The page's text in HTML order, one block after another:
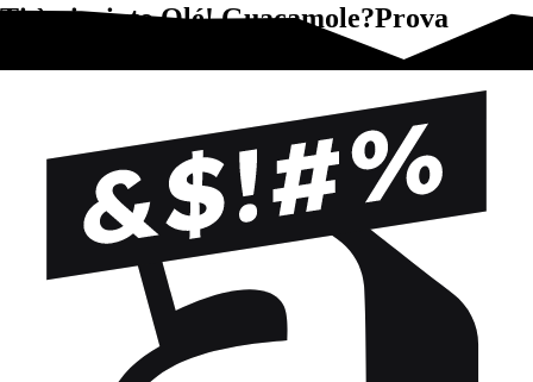
Ti è piaciuto Olé! Guacamole?Prova